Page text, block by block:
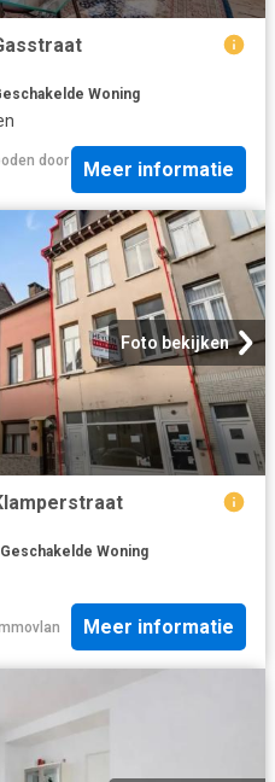
Woning
door
Meer informatie
Foto bekijken
Geschakelde Woning
Meer informatie